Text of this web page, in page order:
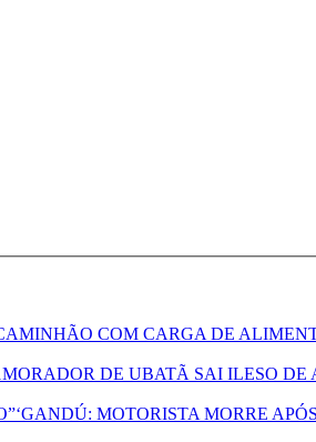
COM CARGA DE
MORADOR DE UBATÃ SAI ILESO DE
GANDÚ: MOTORISTA MORRE